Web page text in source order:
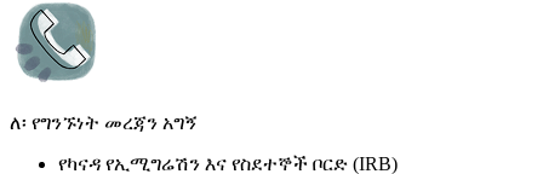
ለ፡ የግንኙነት መረጃን አግኝ
የካናዳ የኢሚግሬሽን እና የስደተኞች ቦርድ (IRB)